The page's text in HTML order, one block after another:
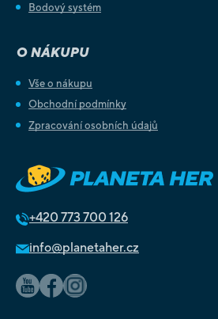
Bodový systém
O NÁKUPU
Vše o nákupu
Obchodní podmínky
Zpracování osobních údajů
+420 773 700 126
info@planetaher.cz